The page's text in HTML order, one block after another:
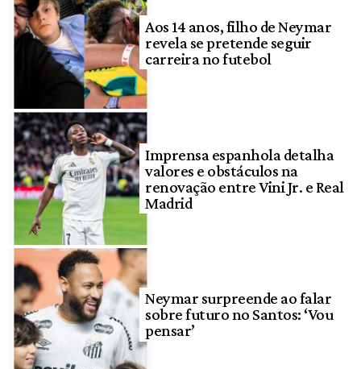
Aos 14 anos, filho de Neymar
revela se pretende seguir
carreira no futebol
Imprensa espanhola detalha
valores e obstáculos na
renovação entre Vini Jr. e Real
Madrid
Neymar surpreende ao falar
sobre futuro no Santos: ‘Vou
pensar’